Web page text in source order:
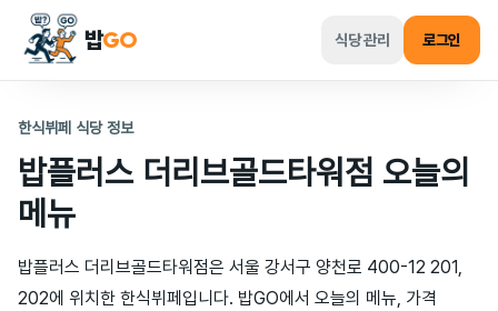
밥GO 식당 관리 로그인
한식뷔페 식당 정보
밥플러스 더리브골드타워점 오늘의
메뉴
밥플러스 더리브골드타워점은 서울 강서구 양천로 400-12 201,
202에 위치한 한식뷔페입니다. 밥GO에서 오늘의 메뉴, 가격